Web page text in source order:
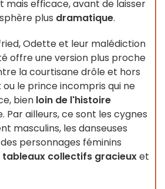
mais efficace, avant de laisser
plus dramatique.
Odette et leur malédiction
offre une version plus proche
la courtisane drôle et hors
ou le prince incompris qui ne
bien loin de l'histoire
Par ailleurs, ce sont les cygnes
masculins, les danseuses
personnages féminins
tableaux collectifs gracieuxet